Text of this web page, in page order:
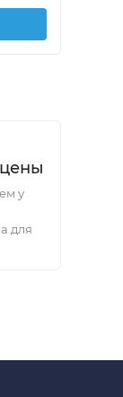
у
для